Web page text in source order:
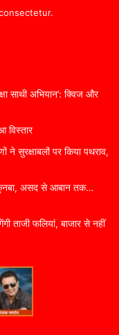
साथी अभियान’: क्विज और
विस्तार
ने सुरक्षाबलों पर किया पथराव,
असद से आबान तक…
ताजी फलियां, बाजार से नहीं